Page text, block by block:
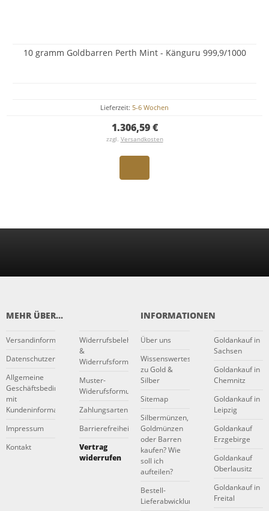
10 gramm Goldbarren Perth Mint - Känguru 999,9/1000
Lieferzeit: 5-6 Wochen
1.306,59 €
zzgl. Versandkosten
MEHR ÜBER...
Versandinformationen
Datenschutzerklärung
Allgemeine
Geschäftsbedingungen
mit
Kundeninformationen
Impressum
Kontakt
Widerrufsbelehrung
&
Widerrufsformular
Muster-
Widerufsformular
Zahlungsarten
Barrierefreiheitserklärung
Vertrag
widerrufen
INFORMATIONEN
Über uns
Wissenswertes
zu Gold &
Silber
Sitemap
Silbermünzen,
Goldmünzen
oder Barren
kaufen? Wie
soll ich
aufteilen?
Bestell-
Lieferabwicklung
Goldankauf in
Sachsen
Goldankauf in
Chemnitz
Goldankauf in
Leipzig
Goldankauf
Erzgebirge
Goldankauf
Oberlausitz
Goldankauf in
Freital